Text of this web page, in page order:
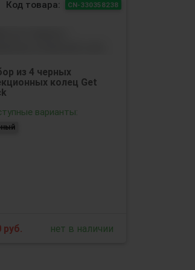
Код товара: CN-330358238
из 4 черных
колец Get
варианты:
руб. нет в наличии